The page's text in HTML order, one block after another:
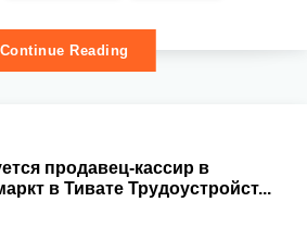
Continue Reading
продавец-кассир в
в Тивате Трудоустройст...